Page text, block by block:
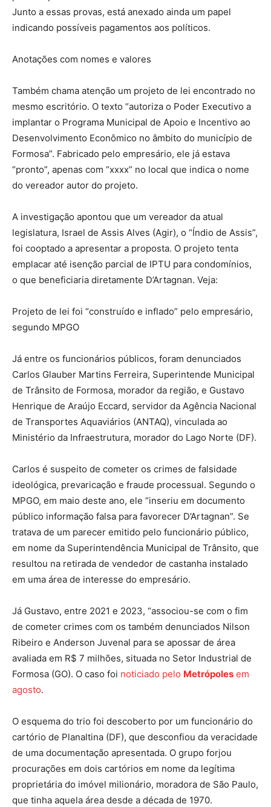
Junto a essas provas, está anexado ainda um papel
indicando possíveis pagamentos aos políticos.
Anotações com nomes e valores
Também chama atenção um projeto de lei encontrado no
mesmo escritório. O texto “autoriza o Poder Executivo a
implantar o Programa Municipal de Apoio e Incentivo ao
Desenvolvimento Econômico no âmbito do município de
Formosa”. Fabricado pelo empresário, ele já estava
“pronto”, apenas com “xxxx” no local que indica o nome
do vereador autor do projeto.
A investigação apontou que um vereador da atual
legislatura, Israel de Assis Alves (Agir), o “Índio de Assis”,
foi cooptado a apresentar a proposta. O projeto tenta
emplacar até isenção parcial de IPTU para condomínios,
o que beneficiaria diretamente D’Artagnan. Veja:
Projeto de lei foi “construído e inflado” pelo empresário,
segundo MPGO
Já entre os funcionários públicos, foram denunciados
Carlos Glauber Martins Ferreira, Superintende Municipal
de Trânsito de Formosa, morador da região, e Gustavo
Henrique de Araújo Eccard, servidor da Agência Nacional
de Transportes Aquaviários (ANTAQ), vinculada ao
Ministério da Infraestrutura, morador do Lago Norte (DF).
Carlos é suspeito de cometer os crimes de falsidade
ideológica, prevaricação e fraude processual. Segundo o
MPGO, em maio deste ano, ele “inseriu em documento
público informação falsa para favorecer D’Artagnan”. Se
tratava de um parecer emitido pelo funcionário público,
em nome da Superintendência Municipal de Trânsito, que
resultou na retirada de vendedor de castanha instalado
em uma área de interesse do empresário.
Já Gustavo, entre 2021 e 2023, “associou-se com o fim
de cometer crimes com os também denunciados Nilson
Ribeiro e Anderson Juvenal para se apossar de área
avaliada em R$ 7 milhões, situada no Setor Industrial de
Formosa (GO). O caso foi noticiado pelo Metrópoles em
agosto.
O esquema do trio foi descoberto por um funcionário do
cartório de Planaltina (DF), que desconfiou da veracidade
de uma documentação apresentada. O grupo forjou
procurações em dois cartórios em nome da legítima
proprietária do imóvel milionário, moradora de São Paulo,
que tinha aquela área desde a década de 1970.